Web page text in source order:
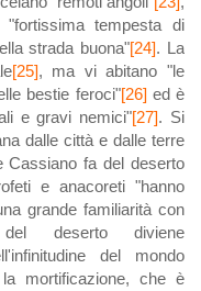
tempesta di
strada buona"[24]. La
[25], ma vi abitano "le
bestie feroci"[26] ed è
e gravi nemici"[27]. Si
dalle città e dalle terre
Cassiano fa del deserto
e anacoreti "hanno
grande familiarità con
deserto diviene
del mondo
mortificazione, che è